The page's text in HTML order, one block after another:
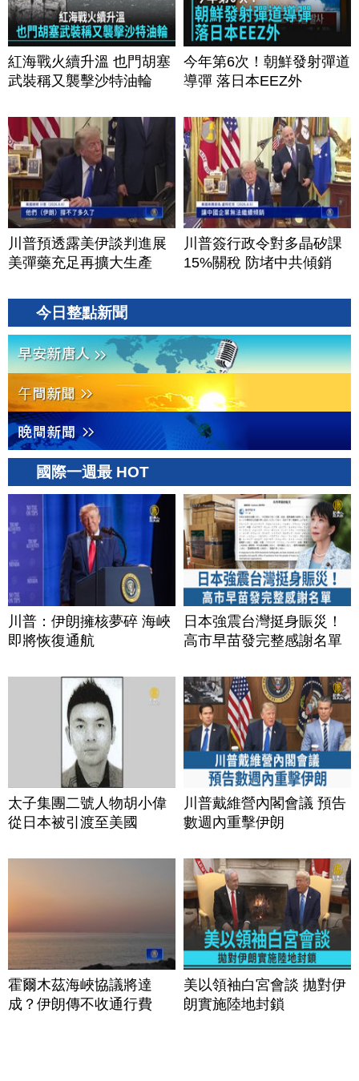
紅海戰火續升溫 也門胡塞
武裝稱又襲擊沙特油輪
今年第6次！朝鮮發射彈道
導彈 落日本EEZ外
川普預透露美伊談判進展
美彈藥充足再擴大生產
川普簽行政令對多晶矽課
15%關稅 防堵中共傾銷
今日整點新聞
國際一週最 HOT
川普：伊朗擁核夢碎 海峽
即將恢復通航
日本強震台灣挺身賑災！
高市早苗發完整感謝名單
太子集團二號人物胡小偉
從日本被引渡至美國
川普戴維營內閣會議 預告
數週內重擊伊朗
霍爾木茲海峽協議將達
成？伊朗傳不收通行費
美以領袖白宮會談 拋對伊
朗實施陸地封鎖